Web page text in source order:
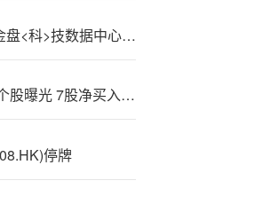
驱动业绩增长 金盘<科>技数据中心业务前三季度实现销售收入9.74亿元
营业‘部’最青睐个股曝光 7股净买入超亿元
停牌